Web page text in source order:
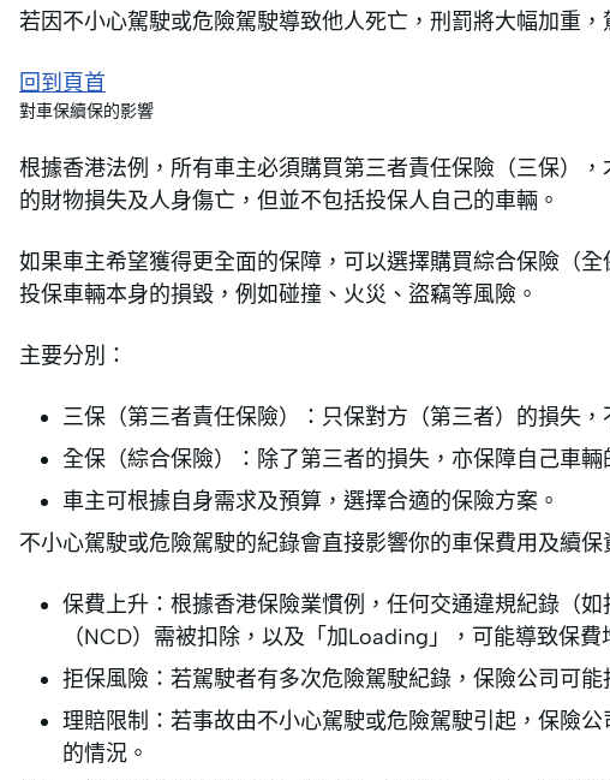
若因不小心駕駛或危險駕駛導致他人死亡，刑罰將大幅加重
回到頁首
對車保續保的影響
根據香港法例，所有車主必須購買第三者責任保險（三保）
的財物損失及人身傷亡，但並不包括投保人自己的車輛。
如果車主希望獲得更全面的保障，可以選擇購買綜合保險（
投保車輛本身的損毀，例如碰撞、火災、盜竊等風險。
主要分別：
三保（第三者責任保險）：只保對方（第三者）的損失，
全保（綜合保險）：除了第三者的損失，亦保障自己車輛
車主可根據自身需求及預算，選擇合適的保險方案。
不小心駕駛或危險駕駛的紀錄會直接影響你的車保費用及續保
保費上升：根據香港保險業慣例，任何交通違規紀錄（
（NCD）需被扣除，以及「加Loading」，可能導致保
拒保風險：若駕駛者有多次危險駕駛紀錄，保險公司可能
理賠限制：若事故由不小心駕駛或危險駕駛引起，保險
的情況。